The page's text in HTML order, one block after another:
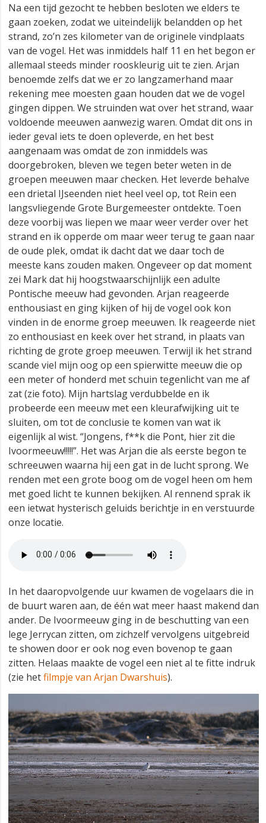
Na een tijd gezocht te hebben besloten we elders te
gaan zoeken, zodat we uiteindelijk belandden op het
strand, zo’n zes kilometer van de originele vindplaats
van de vogel. Het was inmiddels half 11 en het begon er
allemaal steeds minder rooskleurig uit te zien. Arjan
benoemde zelfs dat we er zo langzamerhand maar
rekening mee moesten gaan houden dat we de vogel
gingen dippen. We struinden wat over het strand, waar
voldoende meeuwen aanwezig waren. Omdat dit ons in
ieder geval iets te doen opleverde, en het best
aangenaam was omdat de zon inmiddels was
doorgebroken, bleven we tegen beter weten in de
groepen meeuwen maar checken. Het leverde behalve
een drietal IJseenden niet heel veel op, tot Rein een
langsvliegende Grote Burgemeester ontdekte. Toen
deze voorbij was liepen we maar weer verder over het
strand en ik opperde om maar weer terug te gaan naar
de oude plek, omdat ik dacht dat we daar toch de
meeste kans zouden maken. Ongeveer op dat moment
zei Mark dat hij hoogstwaarschijnlijk een adulte
Pontische meeuw had gevonden. Arjan reageerde
enthousiast en ging kijken of hij de vogel ook kon
vinden in de enorme groep meeuwen. Ik reageerde niet
zo enthousiast en keek over het strand, in plaats van
richting de grote groep meeuwen. Terwijl ik het strand
scande viel mijn oog op een spierwitte meeuw die op
een meter of honderd met schuin tegenlicht van me af
zat (zie foto). Mijn hartslag verdubbelde en ik
probeerde een meeuw met een kleurafwijking uit te
sluiten, om tot de conclusie te komen van wat ik
eigenlijk al wist. “Jongens, f**k die Pont, hier zit die
Ivoormeeuw!!!!!”. Het was Arjan die als eerste begon te
schreeuwen waarna hij een gat in de lucht sprong. We
renden met een grote boog om de vogel heen om hem
met goed licht te kunnen bekijken. Al rennend sprak ik
een ietwat hysterisch geluids berichtje in en verstuurde
onze locatie.
In het daaropvolgende uur kwamen de vogelaars die in
de buurt waren aan, de één wat meer haast makend dan
ander. De Ivoormeeuw ging in de beschutting van een
lege Jerrycan zitten, om zichzelf vervolgens uitgebreid
te showen door er ook nog even bovenop te gaan
zitten. Helaas maakte de vogel een niet al te fitte indruk
(zie hetfilmpje van Arjan Dwarshuis).